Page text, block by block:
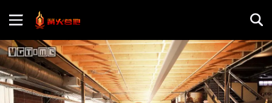
首页
游戏评测